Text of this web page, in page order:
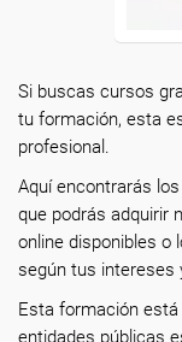
Si buscas cursos
tu formación, esta
profesional.
Aquí encontrarás
que podrás adquirir
online disponibles o
según tus intereses
Esta formación
entidades públicas